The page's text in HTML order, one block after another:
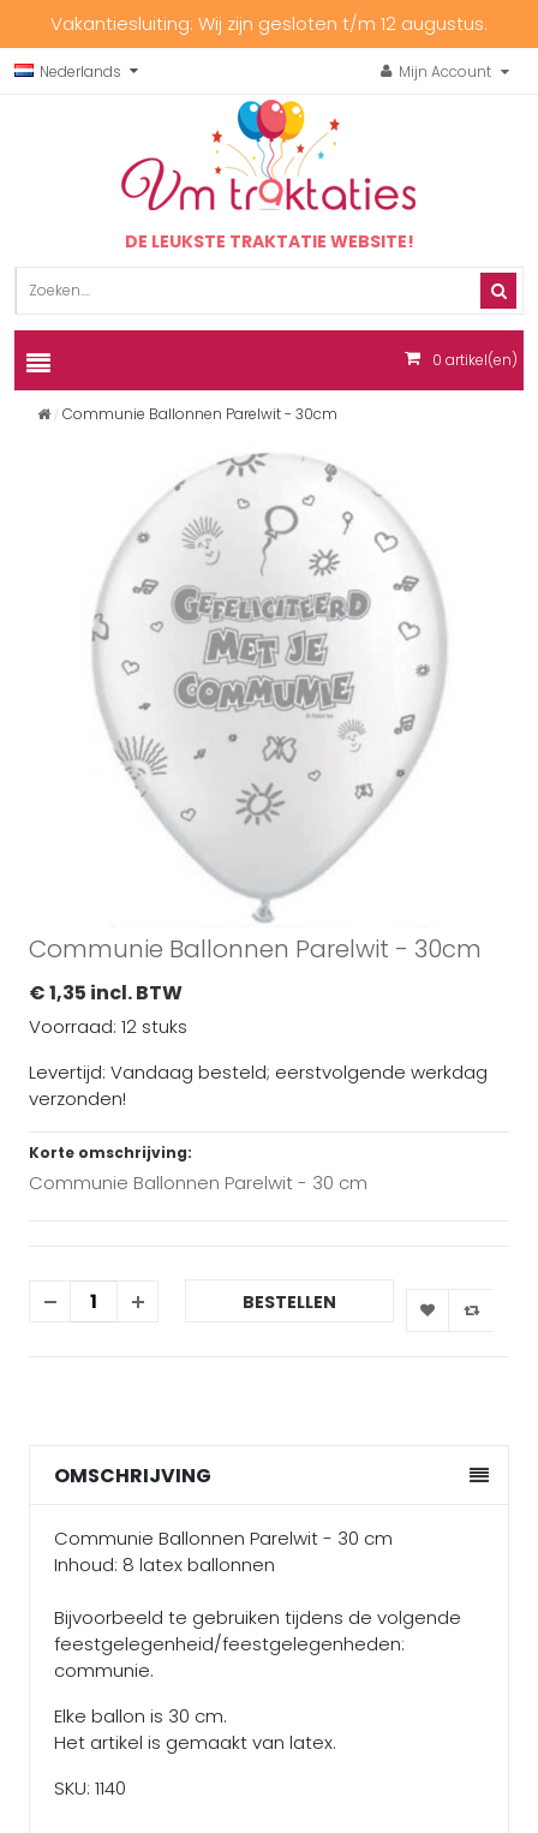
Vakantiesluiting: Wij zijn gesloten t/m 12 augustus.
Nederlands Mijn Account
DE LEUKSTE TRAKTATIE WEBSITE!
0 artikel(en)
Communie Ballonnen Parelwit - 30cm
Communie Ballonnen Parelwit - 30cm
€ 1,35 incl. BTW
Voorraad: 12 stuks
Levertijd: Vandaag besteld; eerstvolgende werkdag
verzonden!
Korte omschrijving:
Communie Ballonnen Parelwit - 30 cm
BESTELLEN
OMSCHRIJVING
Communie Ballonnen Parelwit - 30 cm
Inhoud: 8 latex ballonnen
Bijvoorbeeld te gebruiken tijdens de volgende
feestgelegenheid/feestgelegenheden:
communie.
Elke ballon is 30 cm.
Het artikel is gemaakt van latex.
SKU: 1140